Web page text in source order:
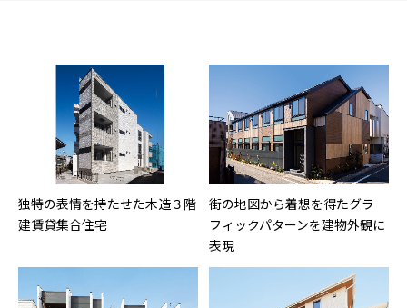
独特の表情を持たせた木造３階
建賃貸集合住宅
街の地図から着想を得たグラ
フィックパターンを建物外観に
表現